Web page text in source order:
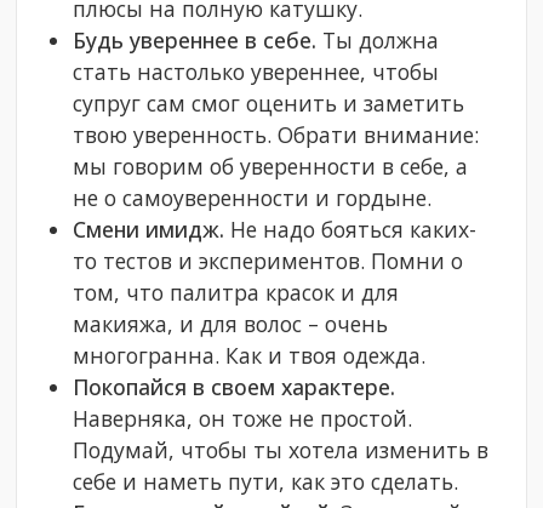
плюсы на полную катушку.
Будь увереннее в себе. Ты должна
стать настолько увереннее, чтобы
супруг сам смог оценить и заметить
твою уверенность. Обрати внимание:
мы говорим об уверенности в себе, а
не о самоуверенности и гордыне.
Смени имидж. Не надо бояться каких-
то тестов и экспериментов. Помни о
том, что палитра красок и для
макияжа, и для волос – очень
многогранна. Как и твоя одежда.
Покопайся в своем характере.
Наверняка, он тоже не простой.
Подумай, чтобы ты хотела изменить в
себе и наметь пути, как это сделать.